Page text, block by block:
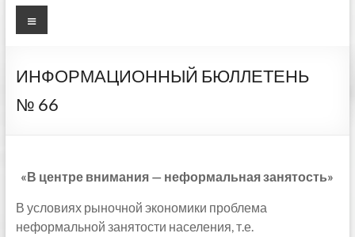
Меню
ИНФОРМАЦИОННЫЙ БЮЛЛЕТЕНЬ
№ 66
«В центре внимания — неформальная занятость»
В условиях рыночной экономики проблема
неформальной занятости населения, т.е.